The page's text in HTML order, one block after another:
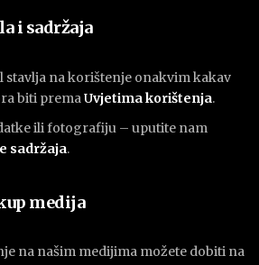
i sadržaja
stavlja na korištenje onakvim kakav
biti prema Uvjetima korištenja.
ili fotografiju – uputite nam
sadržaja.
medija
na našim medijima možete dobiti na